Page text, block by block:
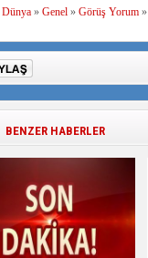
Dünya» Genel» Görüş Yorum»
BENZER HABERLER